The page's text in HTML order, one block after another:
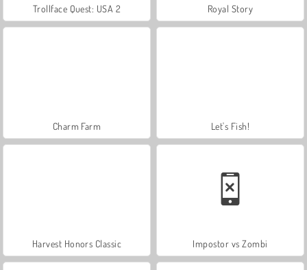
Trollface Quest: USA 2 Royal Story
Charm Farm Let's Fish!
Harvest Honors Classic Impostor vs Zombi